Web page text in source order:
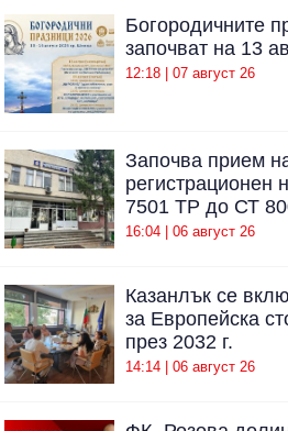
Богородичните
започват на 13
12:18 | 07 август 26
Започва прием
регистрационен
7501 ТР до СТ
16:04 | 06 август 26
Казанлък се
за Европейска
през 2032 г.
14:14 | 06 август 26